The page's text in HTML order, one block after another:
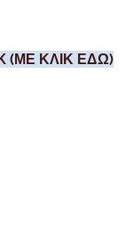
(ΜΕ ΚΛΙΚ ΕΔΩ)